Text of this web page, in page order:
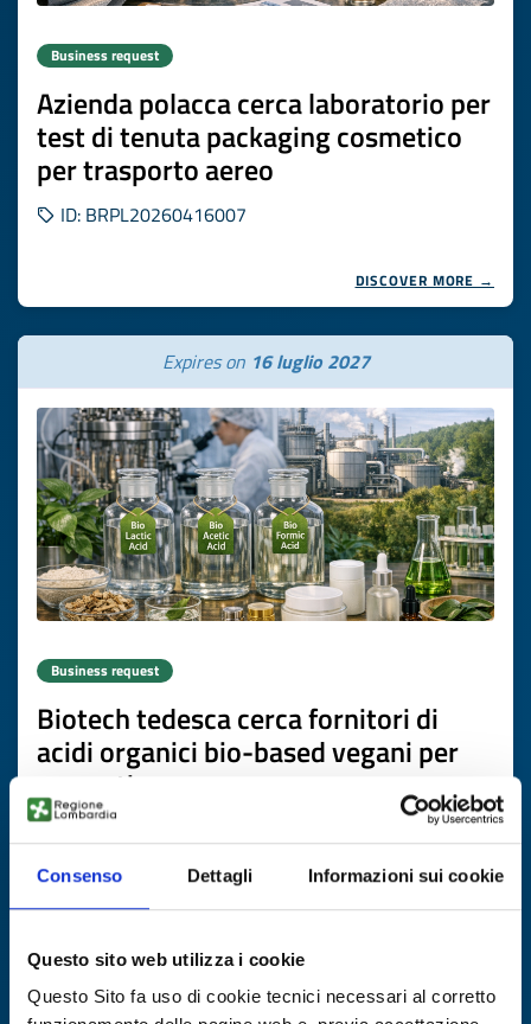
Consenso Dettagli Informazioni sui cookie
Questo sito web utilizza i cookie
Questo Sito fa uso di cookie tecnici necessari al corretto
Business request
Azienda polacca cerca laboratorio per
test di tenuta packaging cosmetico
per trasporto aereo
ID: BRPL20260416007
DISCOVER MORE →
Expires on 16 luglio 2027
Business request
Biotech tedesca cerca fornitori di
acidi organici bio-based vegani per
cosmetica
ID: BRDE20260508023